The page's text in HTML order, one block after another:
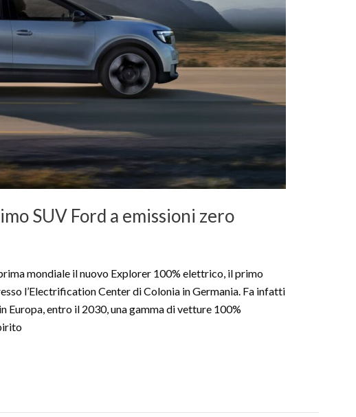
SUV Ford a emissioni zero
mondiale il nuovo Explorer 100% elettrico, il primo
l’Electrification Center di Colonia in Germania. Fa infatti
Europa, entro il 2030, una gamma di vetture 100%